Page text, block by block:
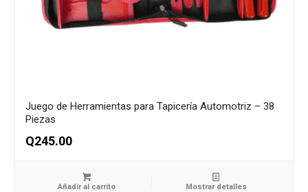
Juego de Herramientas para Tapicería Automotriz – 38
Piezas
Q245.00
Añadir al carrito Mostrar detalles